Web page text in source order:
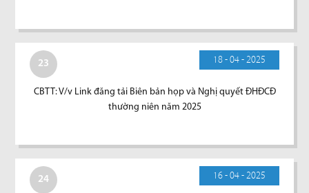
23 18 - 04 - 2025
CBTT: V/v Link đăng tải Biên bản họp và Nghị quyết ĐHĐCĐ
thường niên năm 2025
24 16 - 04 - 2025